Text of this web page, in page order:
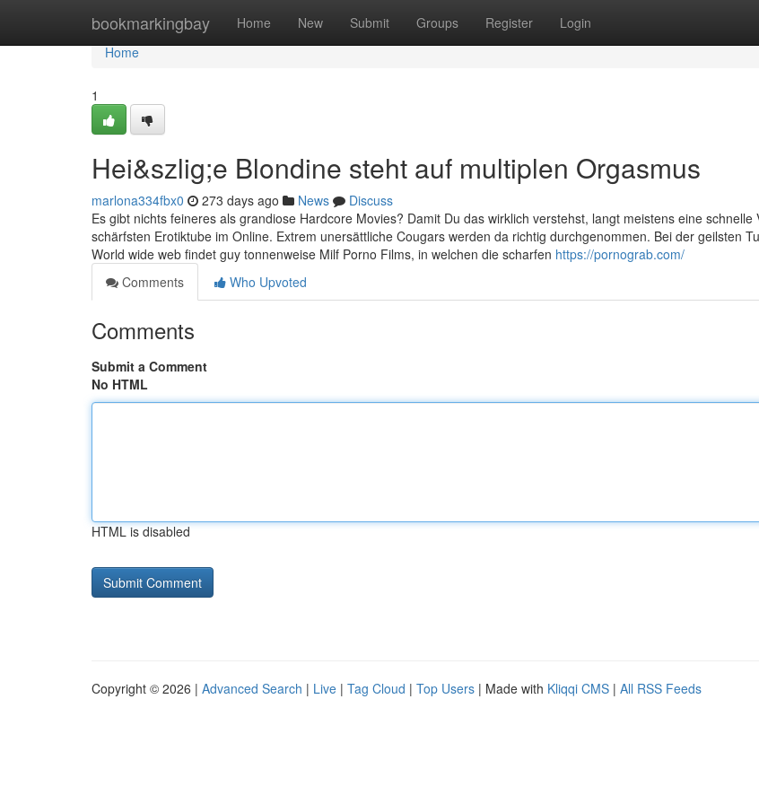
bookmarkingbay Home New Submit Groups Register Login
Home
Home
1
Hei&szlig;e Blondine steht auf multiplen Orgasmus
marlona334fbx0 273 days ago News
Discuss
Es gibt nichts feineres als grandiose Hardcore Movies? Damit Du das wirklich verstehst, langt meistens eine schnelle
schärfsten Erotiktube im Online. Extrem unersättliche Cougars werden da richtig durchgenommen. Bei der geilsten
World wide web findet guy tonnenweise Milf Porno Films, in welchen die scharfen https://pornograb.com/
Comments
Who Upvoted
Comments
Submit a Comment
No HTML
HTML is disabled
Copyright © 2026 | Advanced Search | Live | Tag Cloud | Top Users | Made with Kliqqi CMS | All RSS Feeds